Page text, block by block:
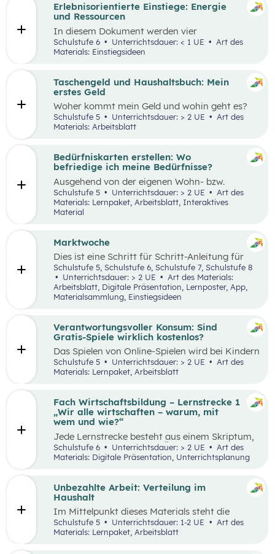
Erlebnisorientierte Einstiege: Energie
und Ressourcen
In diesem Dokument werden vier
Einstiegsideen für den Kompetenzbereich
„Nachhaltiger Umgang mit Energie und
Ressourcen“ präsentiert.
Schulstufe 6 Unterrichtsdauer: < 1 UE
Materials: Einstiegsideen
Unbezahlte Arbeit: Verteilung im
Haushalt
Im Mittelpunkt dieses Materials steht die
Auseinandersetzung mit (unbezahlter) Arbeit
und deren Verteilung. Der Schwerpunkt liegt
Schulstufe 5 Unterrichtsdauer: 1-2 UE
Materials: Lernpaket, Arbeitsblatt
Bedürfniskarten erstellen: Wo
befriedige ich meine Bedürfnisse?
Ausgehend von der eigenen Wohn- bzw.
Schulortgemeinde sollen die Schüler:innen ihre
Umgebung analysieren und eine eigene
Bedürfniskarte (mit Scribble Maps) erstellen
befriedige ich meine Bedürfnisse?“ Der Fokus
Bedürfnisbefriedigung durch Unternehmen.
Schulstufe 5 Unterrichtsdauer: > 2 UE
Materials: Lernpaket, Arbeitsblatt, Interaktives
Material
Taschengeld und Haushaltsbuch: Mein
erstes Geld
Woher kommt mein Geld und wohin geht es?
Was ist ein Haushaltsbuch und wofür brauche
ich es? Geld ist im Alltag vieler Mensch präsent
Schüler:innen an das Thema Geld herangeführt
werden.
Schulstufe 5 Unterrichtsdauer: > 2 UE
Art des
Materials: Arbeitsblatt
Verantwortungsvoller Konsum: Sind
Gratis-Spiele wirklich kostenlos?
Das Spielen von Online-Spielen wird bei Kindern
und Jugendlichen immer beliebter. Während
Spielen viele Vorteile mit sich bringt, ist es
aufmerksam zu machen. Das vorliegende Lehr-
und Lernmaterial setzt sich aus zwei
aufeinander aufbauenden Teilen zusammen, die
abgehandelt werden können.
Schulstufe 5 Unterrichtsdauer: > 2 UE
Art des
Materials: Lernpaket, Arbeitsblatt
Fach Wirtschaftsbildung – Lernstrecke 1
„Wir alle wirtschaften – warum, mit
wem und wie?“
Jede Lernstrecke besteht aus einem Skriptum,
welches dazu dient einen Überblick über die
jeweilige Lernstrecke zu erhalten. Mit
dem eigenen Unterrichtsgegenstand
Wissen und entwickeln Fähigkeiten,
Einstellungen und Verhaltensbereitschaften, die
sie in ökonomisch geprägten Lebenssituationen
benötigen. Diese sollen ihnen dabei helfen,
ökonomische Herausforderungen, Aufgaben
und Problemstellungen erkennen, analysieren,
Schulstufe 6 Unterrichtsdauer: > 2 UE
Materials: Digitale Präsentation, Unterrichtsplanung
Marktwoche
Dies ist eine Schritt für Schritt-Anleitung für
Lehrer:innen, die mit Jugendlichen ein echtes
Verkaufserlebnis organisieren wollen: Vom
Einstieg(Was haben Jugendliche erfunden?)
überZiele setzen bis hin zum gesamten Design
Thinking-Prozess
Preis berechnen
beschrieben. Tipps und Tricks rund um den
Markt-Tag selbst, sowie ein Vorschlag, wie das
Erlebnis gefeiert und präsentiert werden kann,
sind ebenfalls enthalten.
Schulstufe 5, Schulstufe 6, Schulstufe 7, Schulstufe 8
Unterrichtsdauer: > 2 UE
Arbeitsblatt, Digitale Präsentation, Lernposter, App,
Materialsammlung, Einstiegsideen